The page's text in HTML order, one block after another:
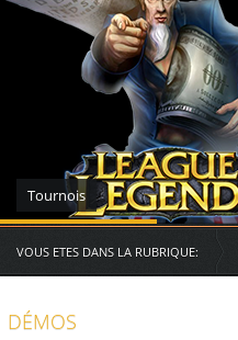
Serveurs des RG
VOUS ETES DANS LA RUBRIQUE:
DÉMOS